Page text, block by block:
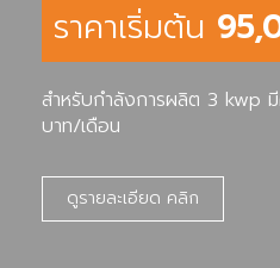
ราคาเริ่มต้น
สำหรับกำลังการผลิต 3 kwp
บาท/เดือน
ดูรายละเอียด คลิก